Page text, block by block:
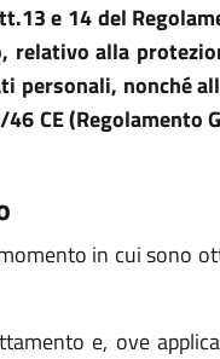
e 14 del
relativo alla
personali, nonché
CE (Regolamento
in cui sono
e, ove